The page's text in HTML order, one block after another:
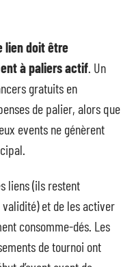
lien doit être
à paliers actif . Un
gratuits en
de palier, alors que
events ne génèrent
liens (ils restent
et de les activer
consomme-dés. Les
de tournoi ont